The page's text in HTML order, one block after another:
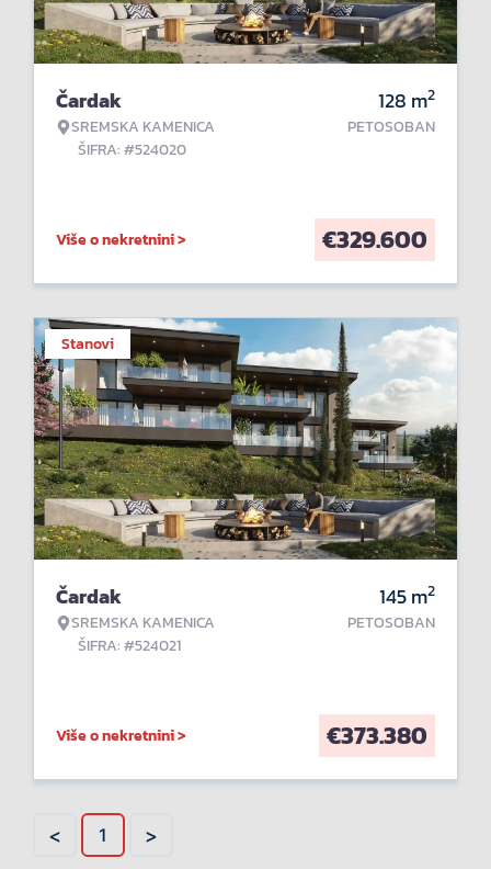
Čardak
SREMSKA KAMENICA
ŠIFRA: #524020
128 m2
PETOSOBAN
Više o nekretnini > €329.600
Stanovi
Čardak
SREMSKA KAMENICA
ŠIFRA: #524021
145m2
PETOSOBAN
Više o nekretnini > €373.380
< 1 >